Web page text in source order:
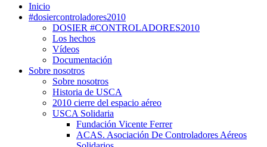
Inicio
#dosiercontroladores2010
DOSIER #CONTROLADORES2010
Los hechos
Vídeos
Documentación
Sobre nosotros
Sobre nosotros
Historia de USCA
2010 cierre del espacio aéreo
USCA Solidaria
Fundación Vicente Ferrer
ACAS. Asociación De Controladores Aéreos